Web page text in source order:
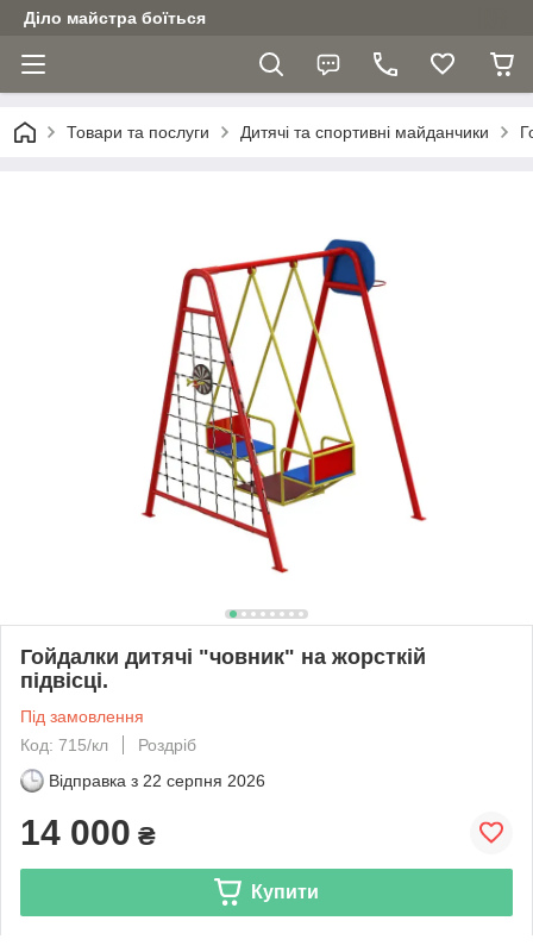
Діло майстра боїться
Товари та послуги Дитячі та спортивні майданчики
Гойдалки дитячі "човник" на жорсткій
підвісці.
Під замовлення
Код: 715/кл
Роздріб
Відправка з 22 серпня 2026
14 000 ₴
Купити